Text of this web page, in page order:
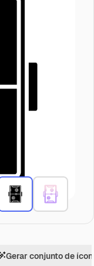
Gerar conjunto de